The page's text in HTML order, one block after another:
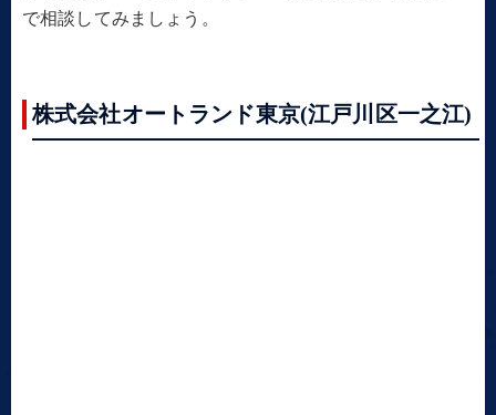
で相談してみましょう。
株式会社オートランド東京(江戸川区一之江)